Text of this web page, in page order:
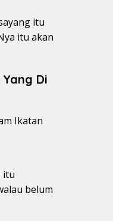
itu
itu akan
Di
itu
belum